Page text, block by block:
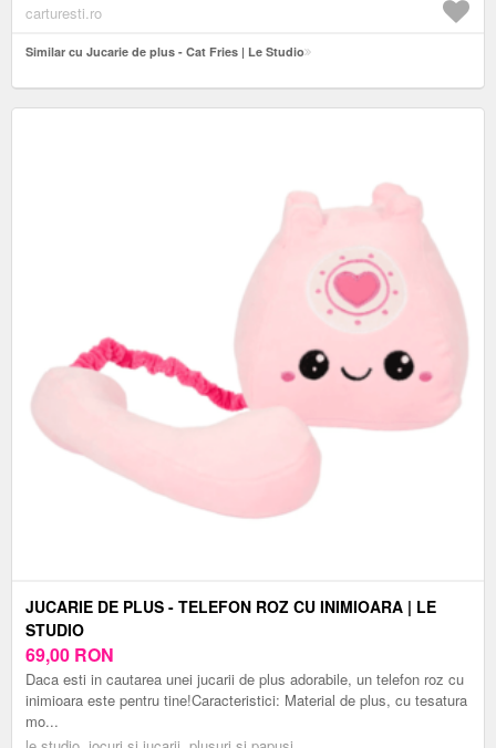
carturesti.ro
Similar cu Jucarie de plus - Cat Fries | Le Studio
JUCARIE DE PLUS - TELEFON ROZ CU INIMIOARA | LE
STUDIO
69,00 RON
Daca esti in cautarea unei jucarii de plus adorabile, un telefon roz cu
inimioara este pentru tine!Caracteristici: Material de plus, cu tesatura
mo...